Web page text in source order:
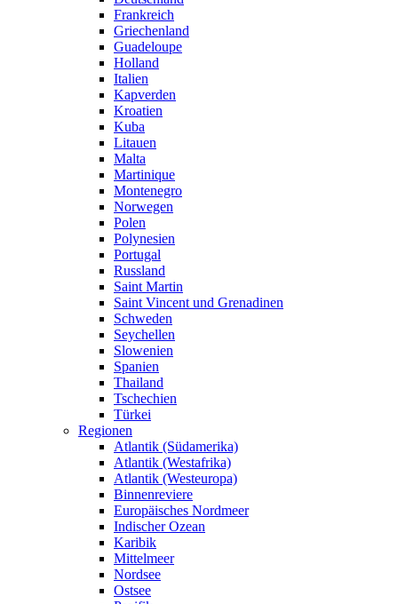
Frankreich
Griechenland
Guadeloupe
Holland
Italien
Kapverden
Kroatien
Kuba
Litauen
Malta
Martinique
Montenegro
Norwegen
Polen
Polynesien
Portugal
Russland
Saint Martin
Saint Vincent und Grenadinen
Schweden
Seychellen
Slowenien
Spanien
Thailand
Tschechien
Türkei
Regionen
Atlantik (Südamerika)
Atlantik (Westafrika)
Atlantik (Westeuropa)
Binnenreviere
Europäisches Nordmeer
Indischer Ozean
Karibik
Mittelmeer
Nordsee
Ostsee